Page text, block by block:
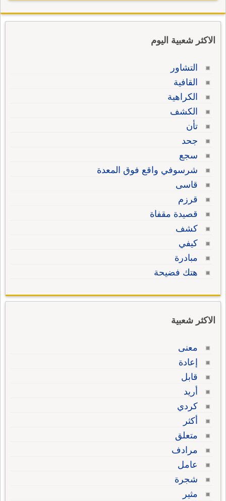
الاكثر شعبية اليوم
التشاور
القافية
الكراهية
الكشف
تأن
جحد
سجع
شرسوفي واقع فوق المعدة
قاسى
قرزم
قصيدة مقفاة
كشف
كيفي
مبادرة
هتك فضيحة
الاكثر شعبية
معنى
إعادة
قابل
أريد
كردي
أكثر
متعلق
مرادف
عامل
شجرة
مثير